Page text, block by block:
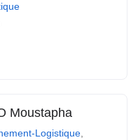
Moustapha
Logistique,